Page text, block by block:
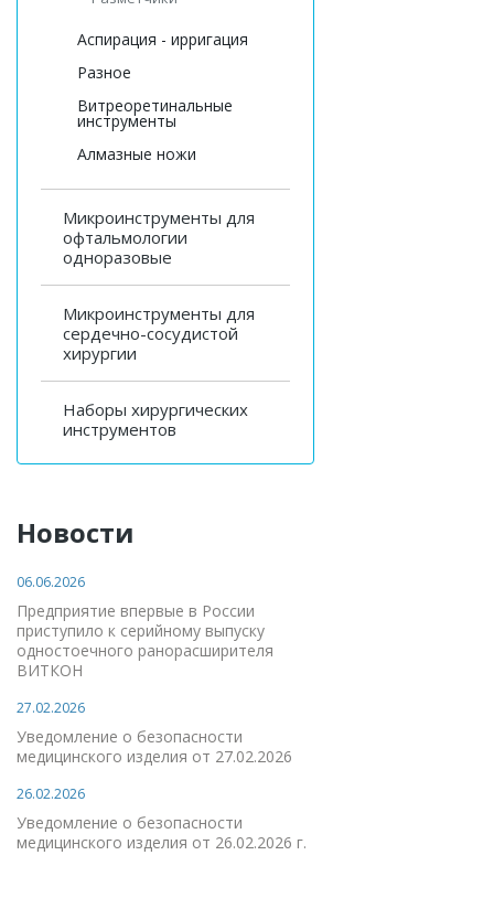
Аспирация - ирригация
Разное
Витреоретинальные
инструменты
Алмазные ножи
Микроинструменты для
офтальмологии
одноразовые
Микроинструменты для
сердечно-сосудистой
хирургии
Наборы хирургических
инструментов
Новости
06.06.2026
Предприятие впервые в России
приступило к серийному выпуску
одностоечного ранорасширителя
ВИТКОН
27.02.2026
Уведомление о безопасности
медицинского изделия от 27.02.2026
26.02.2026
Уведомление о безопасности
медицинского изделия от 26.02.2026 г.